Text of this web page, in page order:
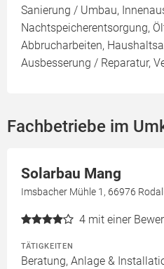
Sanierung / Umbau,
Nachtspeicherentsorgung,
Abbrucharbeiten,
Ausbesserung / Reparatur,
Fachbetriebe im
Solarbau Mang
Imsbacher Mühle 1, 66976
4 mit einer
TÄTIGKEITEN
Beratung, Anlage &